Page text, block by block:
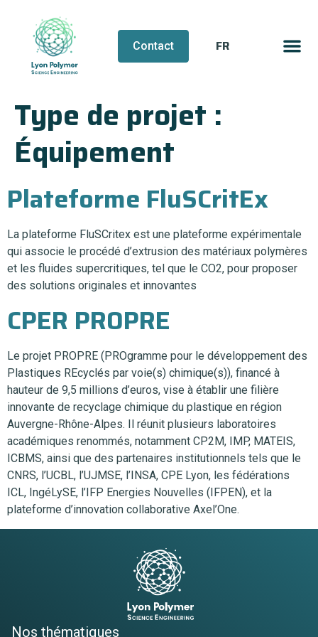
Contact FR
EN
Type de projet :
Équipement
Plateforme FluSCritEx
La plateforme FluSCritex est une plateforme expérimentale
qui associe le procédé d’extrusion des matériaux polymères
et les fluides supercritiques, tel que le CO2, pour proposer
des solutions originales et innovantes
CPER PROPRE
Le projet PROPRE (PROgramme pour le développement des
Plastiques REcyclés par voie(s) chimique(s)), financé à
hauteur de 9,5 millions d’euros, vise à établir une filière
innovante de recyclage chimique du plastique en région
Auvergne-Rhône-Alpes. Il réunit plusieurs laboratoires
académiques renommés, notamment CP2M, IMP, MATEIS,
ICBMS, ainsi que des partenaires institutionnels tels que le
CNRS, l’UCBL, l’UJMSE, l’INSA, CPE Lyon, les fédérations
ICL, IngéLySE, l’IFP Energies Nouvelles (IFPEN), et la
plateforme d’innovation collaborative Axel’One.
Nos thématiques